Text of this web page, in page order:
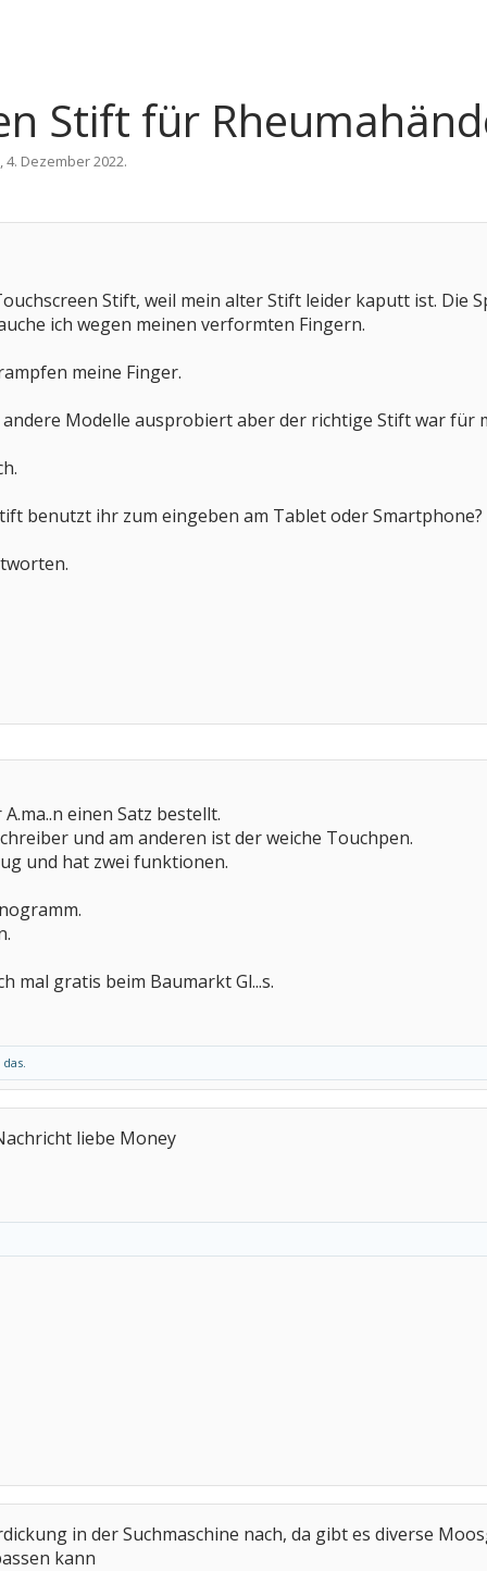
Stift für
,4. Dezember 2022.
Stift, weil mein alter Stift leider kaputt ist. Die
ich wegen meinen verformten Fingern.
meine Finger.
Modelle ausprobiert aber der richtige Stift war für
benutzt ihr zum eingeben am Tablet oder Smartphone?
einen Satz bestellt.
und am anderen ist der weiche Touchpen.
und hat zwei funktionen.
mal gratis beim Baumarkt Gl...s.
liebe Money
in der Suchmaschine nach, da gibt es diverse
kann